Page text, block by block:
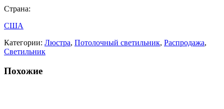
Страна:
США
Категории: Люстра, Потолочный светильник, Распродажа,
Светильник
Похожие